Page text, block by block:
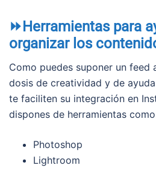
⏩Herramientas para
organizar los
Como puedes suponer un feed
dosis de creatividad y de
te faciliten su integración en
dispones de herramientas
Photoshop
Lightroom